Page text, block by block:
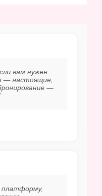
вам нужен
— настоящие,
—
платформу,